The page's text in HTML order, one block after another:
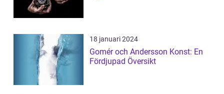
18 januari 2024
Gomér och Andersson Konst: En
Fördjupad Översikt